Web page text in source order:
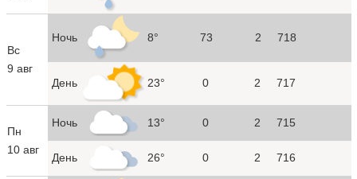
Вс
9 авг
Ночь 8° 73 2 718
День 23° 0 2 717
Пн
10 авг
Ночь 13° 0 2 715
День 26° 0 2 716